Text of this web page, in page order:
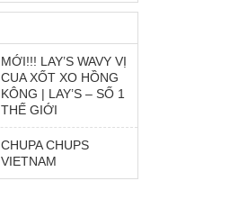
MỚI!!! LAY’S WAVY VỊ
CUA XỐT XO HỒNG
KÔNG | LAY’S – SỐ 1
THẾ GIỚI
CHUPA CHUPS
VIETNAM